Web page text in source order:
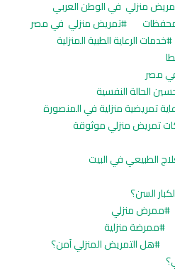
منزلي في الوطن العربي
تمريض منزلي في مصر
خدمات الرعاية الطبية المنزلية
مصر
الحالة النفسية
تمريضية منزلية في المنصورة
تمريض منزلي موثوقة
الطبيعي في البيت
السن؟
ممرض منزلي
ممرضة منزلية
هل التمريض المنزلي آمن؟